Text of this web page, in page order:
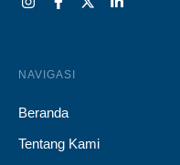
NAVIGASI
Beranda
Tentang Kami